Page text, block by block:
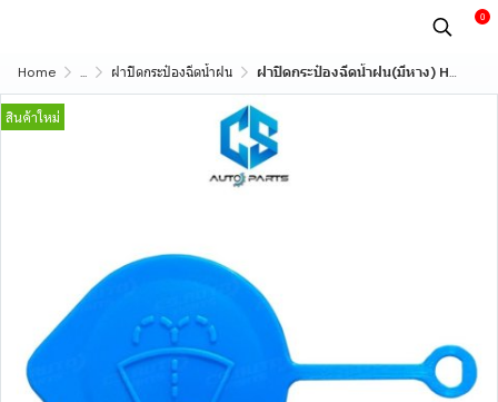
0
Home ... ฝาปิดกระป๋องฉีดน้ำฝน ฝาปิดกระป๋องฉีดน้ำฝน(มีหาง) HONDA JAZZ,CITY,CIVIC,ACCORD ขนาด 55 มิล (ใส่กับรถฮอนด้าได้ทุกรุ่นที่ฝาเป็นแบบกลม)
สินค้าใหม่